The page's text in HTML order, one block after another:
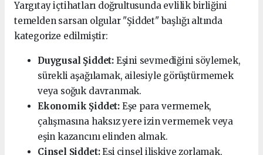
Yargıtay içtihatları doğrultusunda evlilik birliğini
temelden sarsan olgular "Şiddet" başlığı altında
kategorize edilmiştir:
Duygusal Şiddet:Eşini sevmediğini söylemek,
sürekli aşağılamak, ailesiyle görüştürmemek
veya soğuk davranmak.
Ekonomik Şiddet:Eşe para vermemek,
çalışmasına haksız yere izin vermemek veya
eşin kazancını elinden almak.
Cinsel Şiddet:Eşi cinsel ilişkiye zorlamak,